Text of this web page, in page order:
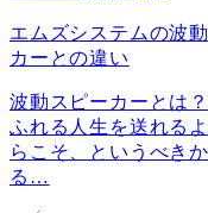
エムズシステムの波
カーとの違い
波動スピーカーとは
ふれる人生を送れる
らこそ、というべき
る …